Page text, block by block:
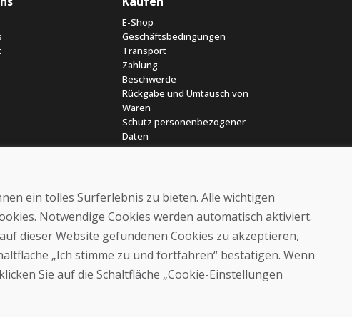
E-Shop
Geschäftsbedingungen
Transport
Zahlung
Beschwerde
Rückgabe und Umtausch von
Waren
Schutz personenbezogener
Daten
Cookies
© DOMIVOSPORT 2026, Alle Rechte vorbehalten
Website-Erstellung Erstellung von E-Shops
ein tolles Surferlebnis zu bieten. Alle wichtigen
Notwendige Cookies werden automatisch aktiviert.
dieser Website gefundenen Cookies zu akzeptieren,
„Ich stimme zu und fortfahren“ bestätigen. Wenn
Sie auf die Schaltfläche „Cookie-Einstellungen